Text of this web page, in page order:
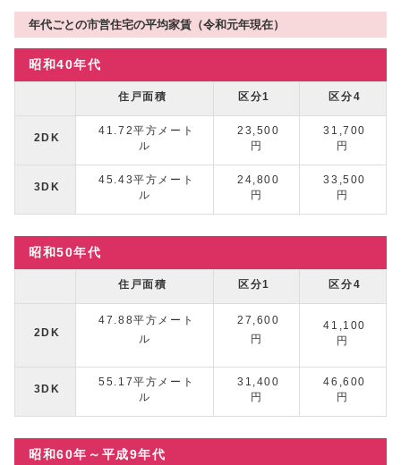
年代ごとの市営住宅の平均家賃（令和元年現在）
昭和40年代
住戸面積 区分1 区分4
2DK
41.72平方メート
ル
23,500
円
31,700
円
3DK
45.43平方メート
ル
24,800
円
33,500
円
昭和50年代
住戸面積 区分1 区分4
2DK
47.88平方メート
ル
27,600
円
41,100
円
3DK
55.17平方メート
ル
31,400
円
46,600
円
昭和60年～平成9年代